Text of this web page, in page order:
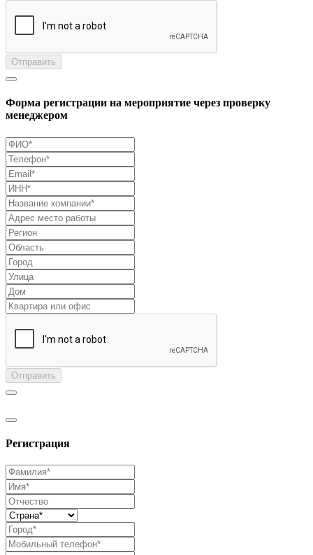
Отправить
Форма регистрации на мероприятие через проверку
менеджером
Отправить
Регистрация